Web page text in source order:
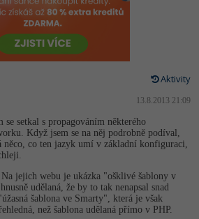
Bootstrap, SEO
vzory
vzory
aplikací
na AI a bigdata
administrátor
UI návrhář
-80%
-30%
-25%
-80%
-80%
-25%
Effects
Aktivity
13.8.2013 21:09
se setkal s propagováním některého
Když jsem se na něj podrobně podíval,
něco, co ten jazyk umí v základní konfiguraci,
jejich webu je ukázka "ošklivé šablony v
udělaná, že by to tak nenapsal snad
šablona ve Smarty", která je však
než šablona udělaná přímo v PHP.